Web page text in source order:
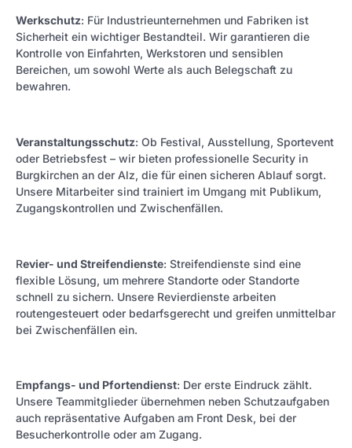
Werkschutz: Für Industrieunternehmen und Fabriken ist
Sicherheit ein wichtiger Bestandteil. Wir garantieren die
Kontrolle von Einfahrten, Werkstoren und sensiblen
Bereichen, um sowohl Werte als auch Belegschaft zu
bewahren.
Veranstaltungsschutz: Ob Festival, Ausstellung, Sportevent
oder Betriebsfest – wir bieten professionelle Security in
Burgkirchen an der Alz, die für einen sicheren Ablauf sorgt.
Unsere Mitarbeiter sind trainiert im Umgang mit Publikum,
Zugangskontrollen und Zwischenfällen.
Revier- und Streifendienste: Streifendienste sind eine
flexible Lösung, um mehrere Standorte oder Standorte
schnell zu sichern. Unsere Revierdienste arbeiten
routengesteuert oder bedarfsgerecht und greifen unmittelbar
bei Zwischenfällen ein.
Empfangs- und Pfortendienst: Der erste Eindruck zählt.
Unsere Teammitglieder übernehmen neben Schutzaufgaben
auch repräsentative Aufgaben am Front Desk, bei der
Besucherkontrolle oder am Zugang.